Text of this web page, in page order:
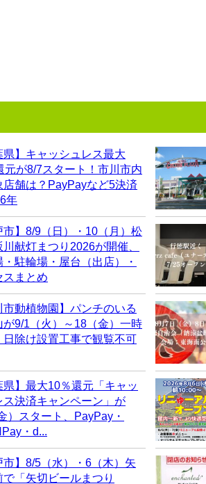
県】キャッシュレス最大
元が8/7スタート！市川市内
店舗は？PayPayなど5決済
年
市】8/9（日）・10（月）松
川献灯まつり2026が開催、
・駐輪場・屋台（出店）・
スまとめ
市動植物園】パンチのいる
が9/1（火）～18（金）一時
日除け設置工事で観覧不可
県】最大10％還元「キャッ
ス決済キャンペーン」が
）スタート、PayPay・
・d...
市】8/5（水）・6（木）矢
で「矢切ビールまつり